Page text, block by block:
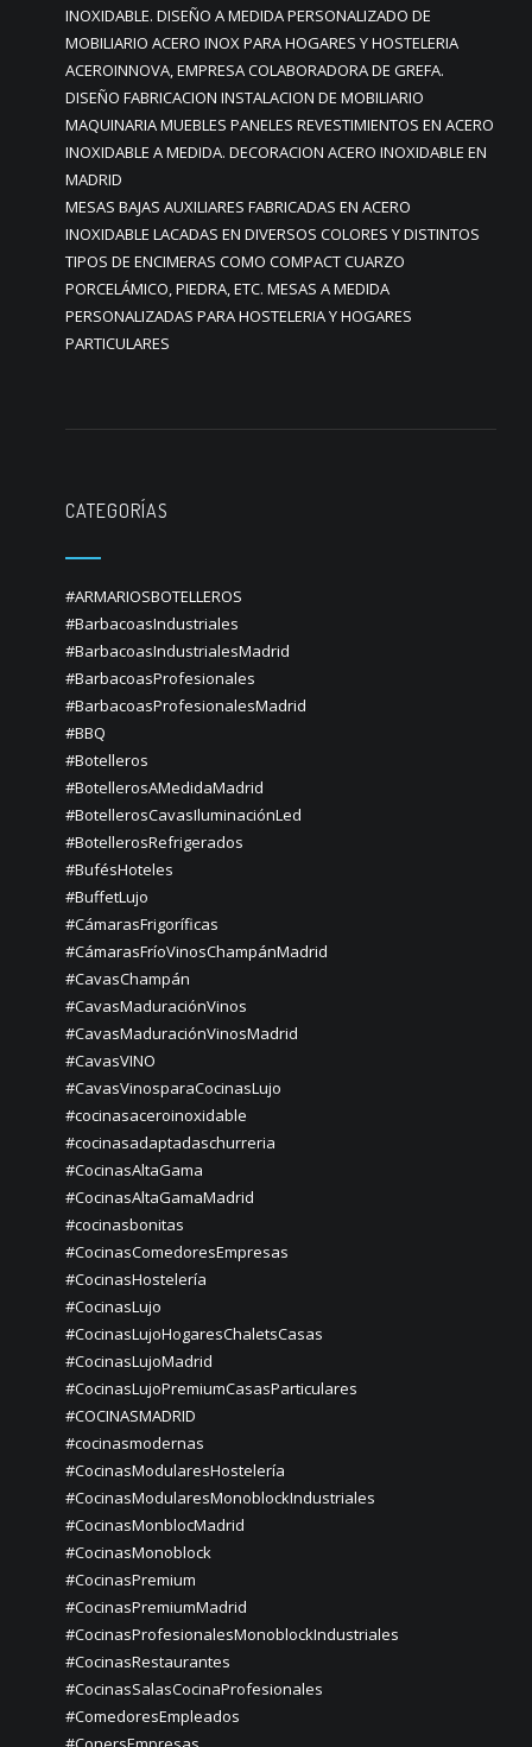
INOXIDABLE. DISEÑO A MEDIDA PERSONALIZADO DE
MOBILIARIO ACERO INOX PARA HOGARES Y HOSTELERIA
ACEROINNOVA, EMPRESA COLABORADORA DE GREFA.
DISEÑO FABRICACION INSTALACION DE MOBILIARIO
MAQUINARIA MUEBLES PANELES REVESTIMIENTOS EN ACERO
INOXIDABLE A MEDIDA. DECORACION ACERO INOXIDABLE EN
MADRID
MESAS BAJAS AUXILIARES FABRICADAS EN ACERO
INOXIDABLE LACADAS EN DIVERSOS COLORES Y DISTINTOS
TIPOS DE ENCIMERAS COMO COMPACT CUARZO
PORCELÁMICO, PIEDRA, ETC. MESAS A MEDIDA
PERSONALIZADAS PARA HOSTELERIA Y HOGARES
PARTICULARES
CATEGORÍAS
#ARMARIOSBOTELLEROS
#BarbacoasIndustriales
#BarbacoasIndustrialesMadrid
#BarbacoasProfesionales
#BarbacoasProfesionalesMadrid
#BBQ
#Botelleros
#BotellerosAMedidaMadrid
#BotellerosCavasIluminaciónLed
#BotellerosRefrigerados
#BufésHoteles
#BuffetLujo
#CámarasFrigoríficas
#CámarasFríoVinosChampánMadrid
#CavasChampán
#CavasMaduraciónVinos
#CavasMaduraciónVinosMadrid
#CavasVINO
#CavasVinosparaCocinasLujo
#cocinasaceroinoxidable
#cocinasadaptadaschurreria
#CocinasAltaGama
#CocinasAltaGamaMadrid
#cocinasbonitas
#CocinasComedoresEmpresas
#CocinasHostelería
#CocinasLujo
#CocinasLujoHogaresChaletsCasas
#CocinasLujoMadrid
#CocinasLujoPremiumCasasParticulares
#COCINASMADRID
#cocinasmodernas
#CocinasModularesHostelería
#CocinasModularesMonoblockIndustriales
#CocinasMonblocMadrid
#CocinasMonoblock
#CocinasPremium
#CocinasPremiumMadrid
#CocinasProfesionalesMonoblockIndustriales
#CocinasRestaurantes
#CocinasSalasCocinaProfesionales
#ComedoresEmpleados